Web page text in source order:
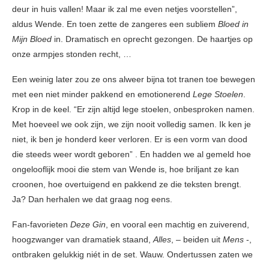
deur in huis vallen! Maar ik zal me even netjes voorstellen”,
aldus Wende. En toen zette de zangeres een subliem Bloed in
Mijn Bloed in. Dramatisch en oprecht gezongen. De haartjes op
onze armpjes stonden recht, …
Een weinig later zou ze ons alweer bijna tot tranen toe bewegen
met een niet minder pakkend en emotionerend Lege Stoelen
Krop in de keel. “Er zijn altijd lege stoelen, onbesproken namen.
Met hoeveel we ook zijn, we zijn nooit volledig samen. Ik ken je
niet, ik ben je honderd keer verloren. Er is een vorm van dood
die steeds weer wordt geboren” . En hadden we al gemeld hoe
ongelooflijk mooi die stem van Wende is, hoe briljant ze kan
croonen, hoe overtuigend en pakkend ze die teksten brengt.
Ja? Dan herhalen we dat graag nog eens.
Fan-favorieten Deze Gin , en vooral een machtig en zuiverend,
hoogzwanger van dramatiek staand, Alles , – beiden uit Mens -,
ontbraken gelukkig niét in de set. Wauw. Ondertussen zaten we